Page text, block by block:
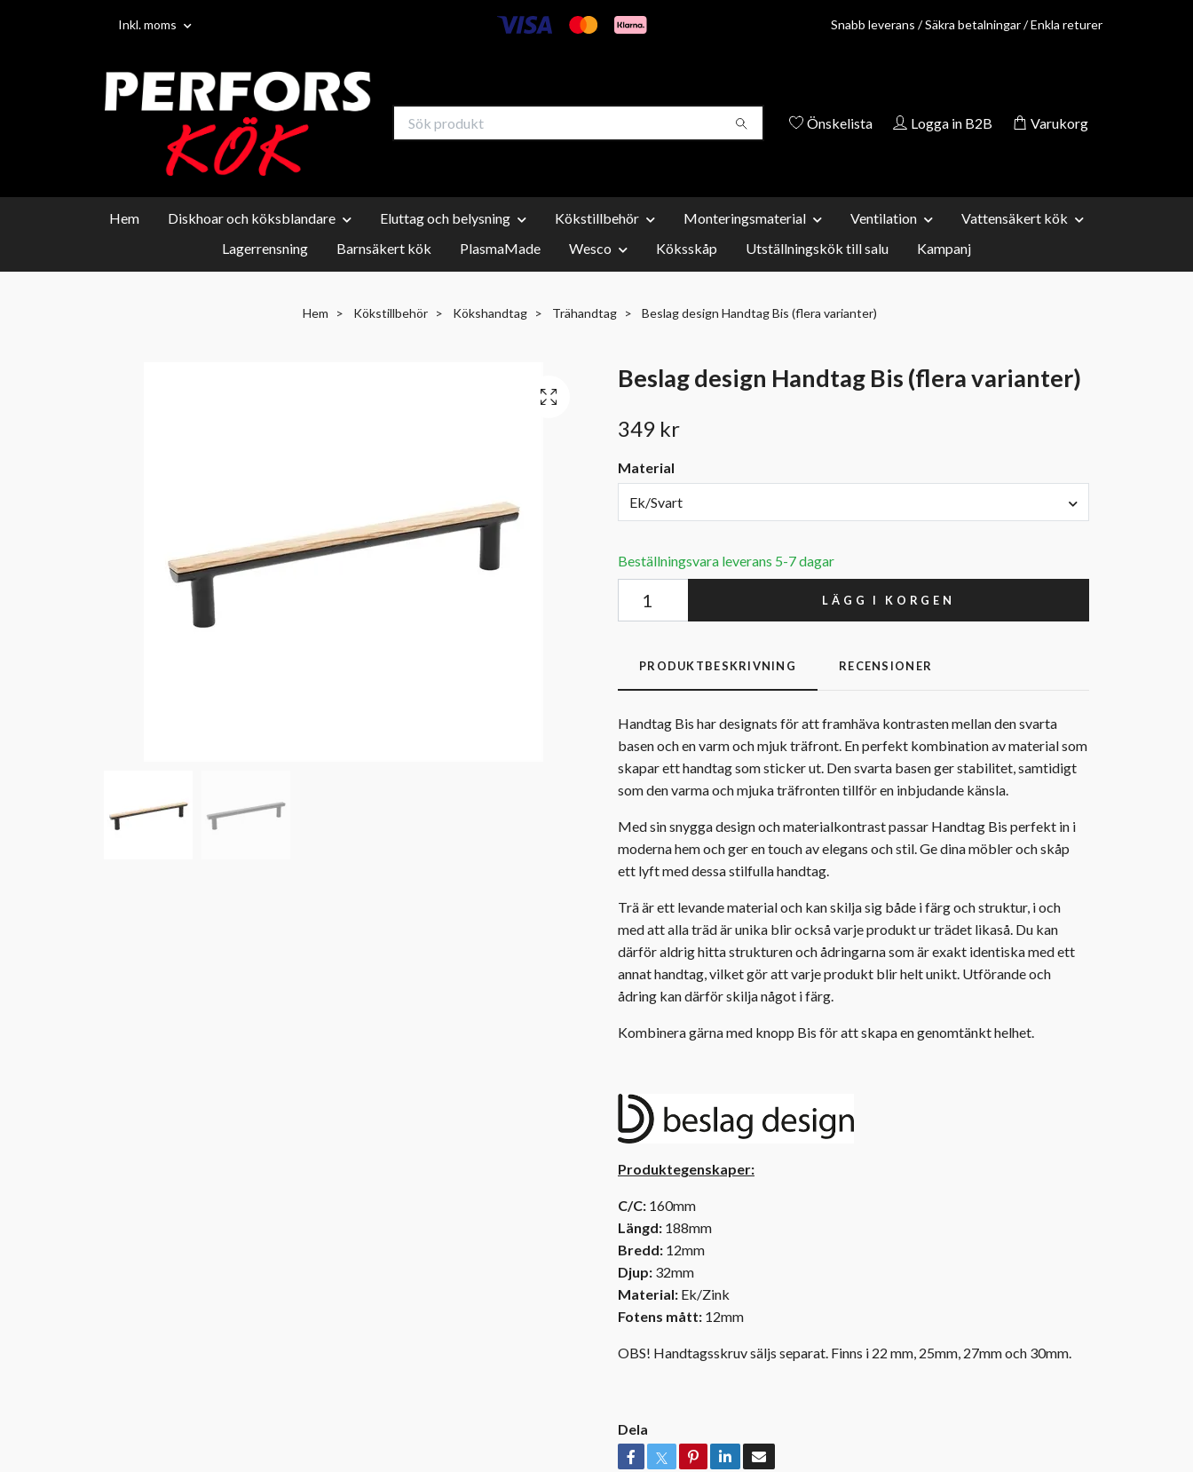
Inkl. moms Snabb leverans / Säkra betalningar / Enkla returer
Önskelista Logga in B2B Varukorg
Hem Diskhoar och köksblandare Eluttag och belysning Kökstillbehör Monteringsmaterial Ventilation
Vattensäkert kök
Lagerrensning
Barnsäkert kök PlasmaMade Wesco Köksskåp Utställningskök till salu Kampanj
Hem Kökstillbehör Kökshandtag Trähandtag Beslag design Handtag Bis (flera varianter)
Beslag design Handtag Bis (flera varianter)
349 kr
Material
Ek/Svart
Beställningsvara leverans 5-7 dagar
LÄGG I KORGEN
PRODUKTBESKRIVNING RECENSIONER
Handtag Bis har designats för att framhäva kontrasten mellan den svarta
basen och en varm och mjuk träfront. En perfekt kombination av material som
skapar ett handtag som sticker ut. Den svarta basen ger stabilitet, samtidigt
som den varma och mjuka träfronten tillför en inbjudande känsla.
Med sin snygga design och materialkontrast passar Handtag Bis perfekt in i
moderna hem och ger en touch av elegans och stil. Ge dina möbler och skåp
ett lyft med dessa stilfulla handtag.
Trä är ett levande material och kan skilja sig både i färg och struktur, i och
med att alla träd är unika blir också varje produkt ur trädet likaså. Du kan
därför aldrig hitta strukturen och ådringarna som är exakt identiska med ett
annat handtag, vilket gör att varje produkt blir helt unikt. Utförande och
ådring kan därför skilja något i färg.
Kombinera gärna med knopp Bis för att skapa en genomtänkt helhet.
Produktegenskaper:
C/C: 160mm
Längd: 188mm
Bredd: 12mm
Djup: 32mm
Material: Ek/Zink
Fotens mått: 12mm
OBS! Handtagsskruv säljs separat. Finns i 22 mm, 25mm, 27mm och 30mm.
Dela